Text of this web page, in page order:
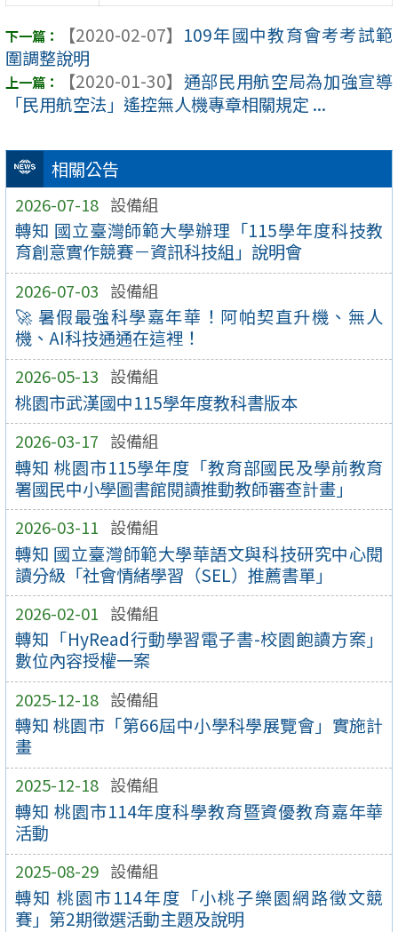
相關公告
2026-07-18 設備組
轉知 國立臺灣師範大學辦理「115學年度科技教
育創意實作競賽－資訊科技組」說明會
2026-07-03 設備組
🚀 暑假最強科學嘉年華！阿帕契直升機、無人
機、AI科技通通在這裡！
2026-05-13 設備組
桃園市武漢國中115學年度教科書版本
2026-03-17 設備組
轉知 桃園市115學年度「教育部國民及學前教育
署國民中小學圖書館閱讀推動教師審查計畫」
2026-03-11 設備組
轉知 國立臺灣師範大學華語文與科技研究中心閱
讀分級「社會情緒學習（SEL）推薦書單」
2026-02-01 設備組
轉知「HyRead行動學習電子書-校園飽讀方案」
數位內容授權一案
2025-12-18 設備組
轉知 桃園市「第66屆中小學科學展覽會」實施計
畫
2025-12-18 設備組
轉知 桃園市114年度科學教育暨資優教育嘉年華
活動
2025-08-29 設備組
轉知 桃園市114年度「小桃子樂園網路徵文競
賽」第2期徵選活動主題及說明
【2020-02-07】 109年國中教育會考考試範
圍調整說明
【2020-01-30】 通部民用航空局為加強宣導
「民用航空法」遙控無人機專章相關規定 ...